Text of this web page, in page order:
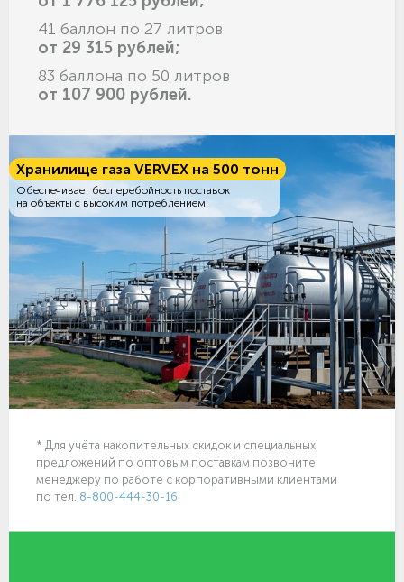
41 баллон по 27 литров
от 29 315 рублей;
83 баллона по 50 литров
от 107 900 рублей.
Хранилище газа VERVEX на 500 тонн
Обеспечивает бесперебойность поставок
на объекты с высоким потреблением
* Для учёта накопительных скидок и специальных
предложений по оптовым поставкам позвоните
менеджеру по работе с корпоративными клиентами
по тел. 8-800-444-30-16